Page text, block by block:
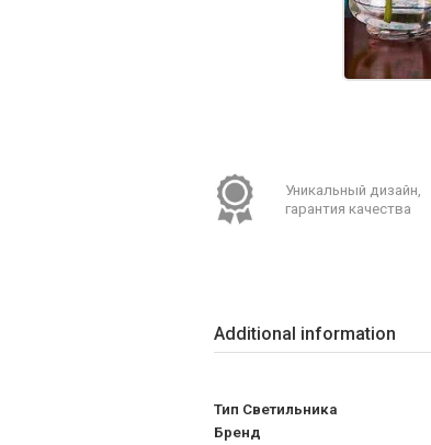
Уникальный дизайн,
гарантия качества
Additional information
Тип Светильника
Бренд